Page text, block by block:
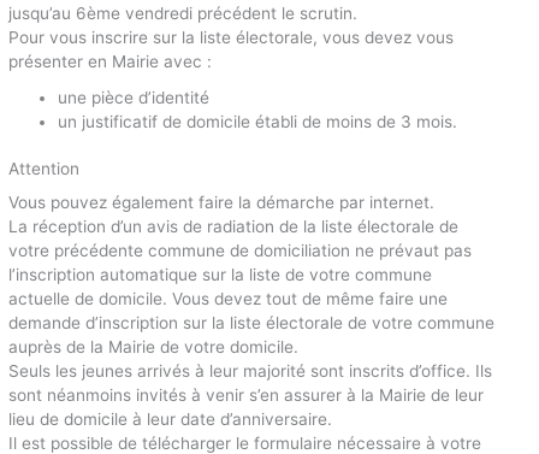
jusqu’au 6ème vendredi précédent le scrutin.
Pour vous inscrire sur la liste électorale, vous devez vous
présenter en Mairie avec :
une pièce d’identité
un justificatif de domicile établi de moins de 3 mois.
Attention
Vous pouvez également faire la démarche par internet.
La réception d’un avis de radiation de la liste électorale de
votre précédente commune de domiciliation ne prévaut pas
l’inscription automatique sur la liste de votre commune
actuelle de domicile. Vous devez tout de même faire une
demande d’inscription sur la liste électorale de votre commune
auprès de la Mairie de votre domicile.
Seuls les jeunes arrivés à leur majorité sont inscrits d’office. Ils
sont néanmoins invités à venir s’en assurer à la Mairie de leur
lieu de domicile à leur date d’anniversaire.
Il est possible de télécharger le formulaire nécessaire à votre